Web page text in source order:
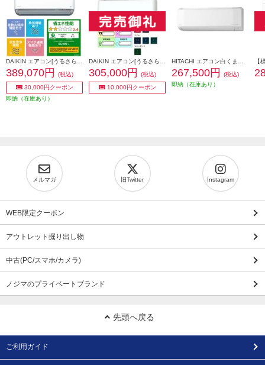
389,070円
(税込)
30,000円クーポン
即納（在庫あり）
305,000円
(税込)
10,000円クーポン
267,500円
(税込)
即納（在庫あり）
メルマガ 旧Twitter Instagram
WEB限定クーポン
アウトレット掘り出し物
中古(PC/スマホ/カメラ)
ノジマのプライベートブランド
先頭へ戻る
ご利用ガイド